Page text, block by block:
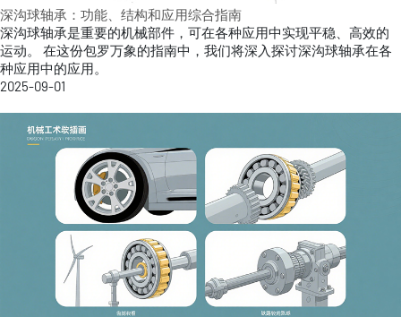
深沟球轴承：功能、结构和应用综合指南
深沟球轴承是重要的机械部件，可在各种应用中实现平稳、高效的
运动。 在这份包罗万象的指南中，我们将深入探讨深沟球轴承在各
种应用中的应用。
2025-09-01